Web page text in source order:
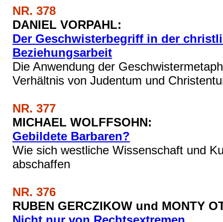
NR. 378
DANIEL VORPAHL:
Der Geschwisterbegriff in der
Beziehungsarbeit
Die Anwendung der
Verhältnis von Judentum und
NR. 377
MICHAEL WOLFFSOHN:
Gebildete Barbaren?
Wie sich westliche Wissenschaft und
abschaffen
NR. 376
RUBEN GERCZIKOW und MONTY